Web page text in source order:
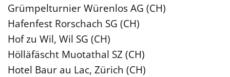
Grümpelturnier Würenlos AG (CH)
Hafenfest Rorschach SG (CH)
Hof zu Wil, Wil SG (CH)
Hölläfäscht Muotathal SZ (CH)
Hotel Baur au Lac, Zürich (CH)